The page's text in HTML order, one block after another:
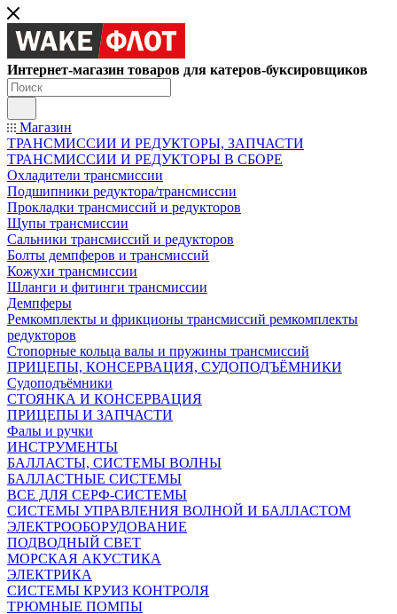
Интернет-магазин товаров для катеров-буксировщиков
Магазин
ТРАНСМИССИИ И РЕДУКТОРЫ, ЗАПЧАСТИ
ТРАНСМИССИИ И РЕДУКТОРЫ В СБОРЕ
Охладители трансмиссии
Подшипники редуктора/трансмиссии
Прокладки трансмиссий и редукторов
Щупы трансмиссии
Сальники трансмиссий и редукторов
Болты демпферов и трансмиссий
Кожухи трансмиссии
Шланги и фитинги трансмиссии
Демпферы
Ремкомплекты и фрикционы трансмиссий ремкомплекты
редукторов
Стопорные кольца валы и пружины трансмиссий
ПРИЦЕПЫ, КОНСЕРВАЦИЯ, СУДОПОДЪЁМНИКИ
Судоподъёмники
СТОЯНКА И КОНСЕРВАЦИЯ
ПРИЦЕПЫ И ЗАПЧАСТИ
Фалы и ручки
ИНСТРУМЕНТЫ
БАЛЛАСТЫ, СИСТЕМЫ ВОЛНЫ
БАЛЛАСТНЫЕ СИСТЕМЫ
ВСЕ ДЛЯ СЕРФ-СИСТЕМЫ
СИСТЕМЫ УПРАВЛЕНИЯ ВОЛНОЙ И БАЛЛАСТОМ
ЭЛЕКТРООБОРУДОВАНИЕ
ПОДВОДНЫЙ СВЕТ
МОРСКАЯ АКУСТИКА
ЭЛЕКТРИКА
СИСТЕМЫ КРУИЗ КОНТРОЛЯ
ТРЮМНЫЕ ПОМПЫ